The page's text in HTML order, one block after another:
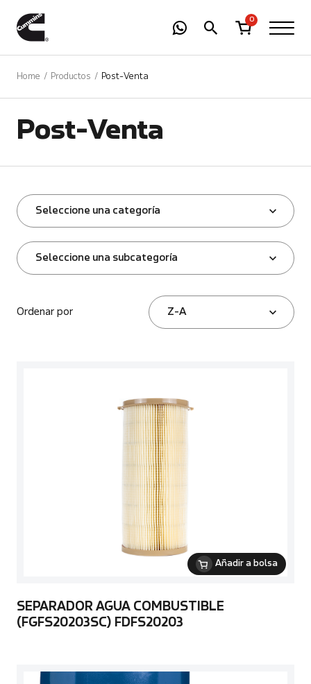
0
Home Productos Post-Venta
Post-Venta
Seleccione una categoría
Seleccione una subcategoría
Ordenar por Z-A
Añadir a bolsa
SEPARADOR AGUA COMBUSTIBLE
(FGFS20203SC) FDFS20203